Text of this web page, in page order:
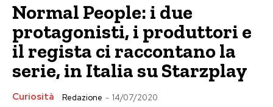
Normal People: i due
protagonisti, i produttori e
il regista ci raccontano la
serie, in Italia su Starzplay
Curiosità Redazione - 14/07/2020